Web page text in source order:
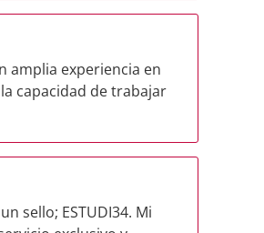
amplia experiencia en
capacidad de trabajar
sello; ESTUDI34. Mi